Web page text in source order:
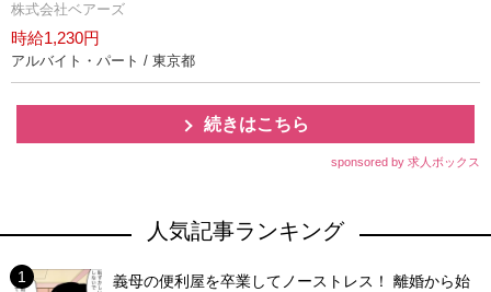
株式会社ベアーズ
時給1,230円
アルバイト・パート / 東京都
続きはこちら
sponsored by 求人ボックス
人気記事ランキング
義母の便利屋を卒業してノーストレス！ 離婚から始